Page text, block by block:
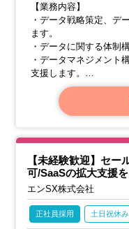
【業務内容】
・データ戦略策定、デ
ます。
・データに関する体制
・データマネジメント
支援します。
・データアーキテクチ
ネスインテリジェンス
します。
します。
【未経験歓迎】セ
可/SaaSの拡大支援
エンSX株式会社
正社員採用 土日祝休み